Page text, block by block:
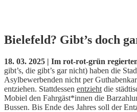
Skip
to
Bielefeld? Gibt’s doch
18. 03. 2025 | Im rot-rot-grün
gibt’s, die gibt’s gar nicht) haben die
Asylbewerbenden nicht per
entziehen. Stattdessen entzieht die
Mobiel den Fahrgäst*innen die
Bussen. Bis Ende des Jahres soll der